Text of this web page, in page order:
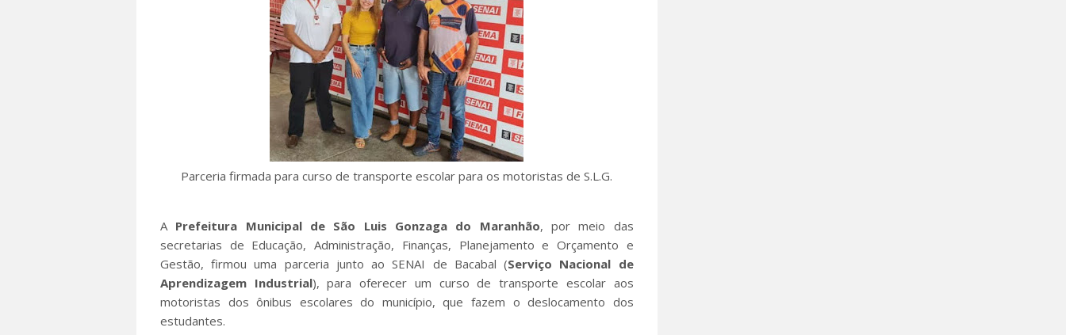
Parceria firmada para curso de transporte escolar para os motoristas de S.L.G.
A Prefeitura Municipal de São Luis Gonzaga do Maranhão, por meio das
secretarias de Educação, Administração, Finanças, Planejamento e Orçamento e
Gestão, firmou uma parceria junto ao SENAI de Bacabal (Serviço Nacional de
Aprendizagem Industrial), para oferecer um curso de transporte escolar aos
motoristas dos ônibus escolares do município, que fazem o deslocamento dos
estudantes.